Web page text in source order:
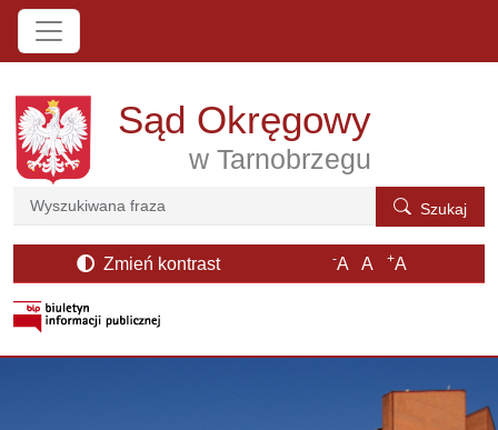
Przejdź do treści
Sąd Okręgowy
w Tarnobrzegu
Szukaj
Szukaj
Zmień kontrast -A A +A
otwiera się w nowym oknie